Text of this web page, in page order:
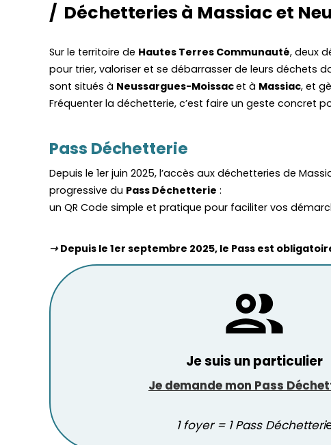
Déchetteries à Massiac et
Sur le territoire de Hautes Terres Communauté, deux
pour trier, valoriser et se débarrasser de leurs déchets
sont situés à Neussargues-Moissacet à Massiac, et
Fréquenter la déchetterie, c’est faire un geste concret
Pass Déchetterie
Depuis le 1er juin 2025, l’accès aux déchetteries de
progressive du Pass Déchetterie :
un QR Code simple et pratique pour faciliter vos
⇾ Depuis le 1er septembre 2025, le Pass est
people
Je suis un particulier
Je demande mon Pass
1 foyer = 1 Pass Déchetteri